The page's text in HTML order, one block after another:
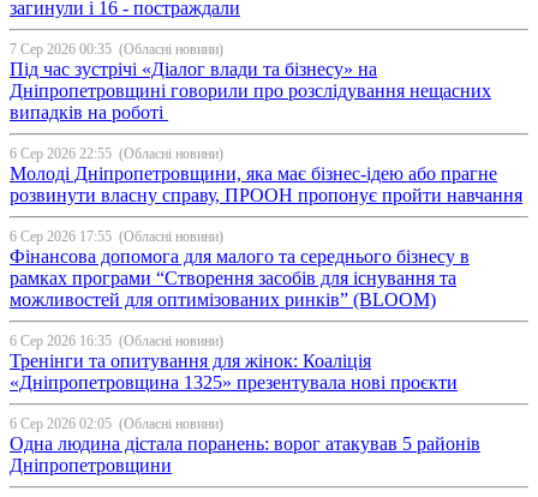
загинули і 16 - постраждали
7 Сер 2026 00:35 (Обласні новини)
Під час зустрічі «Діалог влади та бізнесу» на
Дніпропетровщині говорили про розслідування нещасних
випадків на роботі
6 Сер 2026 22:55 (Обласні новини)
Молоді Дніпропетровщини, яка має бізнес-ідею або прагне
розвинути власну справу, ПРООН пропонує пройти навчання
6 Сер 2026 17:55 (Обласні новини)
Фінансова допомога для малого та середнього бізнесу в
рамках програми “Створення засобів для існування та
можливостей для оптимізованих ринків” (BLOOM)
6 Сер 2026 16:35 (Обласні новини)
Тренінги та опитування для жінок: Коаліція
«Дніпропетровщина 1325» презентувала нові проєкти
6 Сер 2026 02:05 (Обласні новини)
Одна людина дістала поранень: ворог атакував 5 районів
Дніпропетровщини